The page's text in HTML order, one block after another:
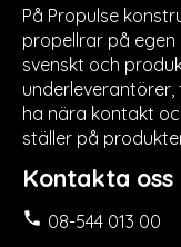
På Propulse
propellrar på
svenskt och
ha nära kontakt
ställer på
Kontakta oss
 08-544 013 00